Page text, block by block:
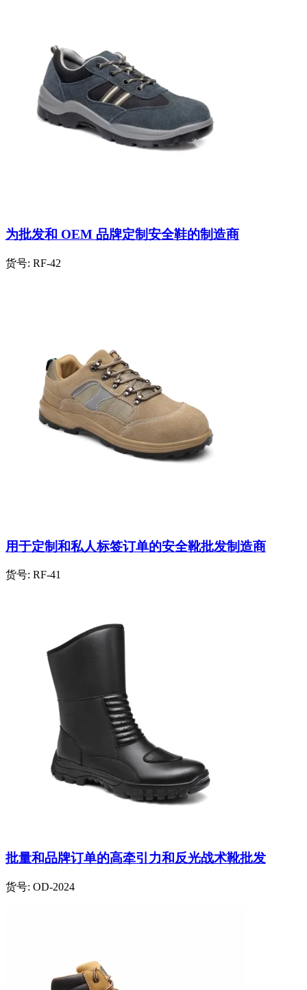
为批发和 OEM 品牌定制安全鞋的制造商
货号: RF-42
用于定制和私人标签订单的安全靴批发制造商
货号: RF-41
批量和品牌订单的高牵引力和反光战术靴批发
货号: OD-2024